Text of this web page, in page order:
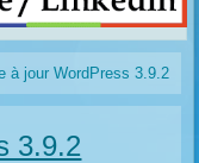
à jour WordPress 3.9.2
3.9.2